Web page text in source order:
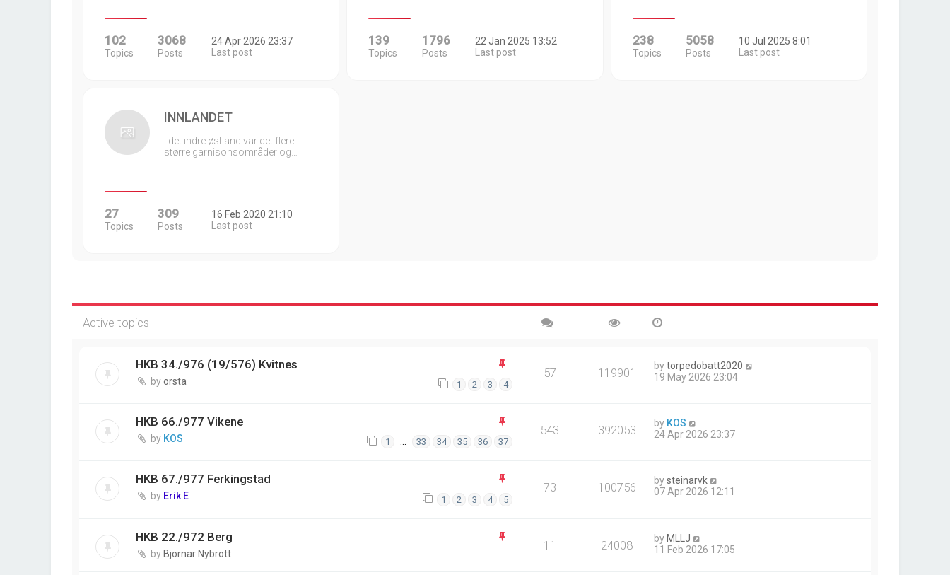
102
Topics
3068
Posts
24 Apr 2026 23:37
Last post
139
Topics
1796
Posts
22 Jan 2025 13:52
Last post
238
Topics
5058
Posts
10 Jul 2025 8:01
Last post
INNLANDET
I det indre østland var det flere
større garnisonsområder og…
27
Topics
309
Posts
16 Feb 2020 21:10
Last post
Active topics
HKB 34./976 (19/576) Kvitnes
byorsta 1 2 3 4
57 119901 bytorpedobatt2020
19 May 2026 23:04
HKB 66./977 Vikene
by KOS 1 … 33 34 35 36 37
543 392053 by KOS
24 Apr 2026 23:37
HKB 67./977 Ferkingstad
by Erik E 1 2 3 4 5
73 100756 bysteinarvk
07 Apr 2026 12:11
HKB 22./972 Berg
byBjornar Nybrott
11 24008 byMLLJ
11 Feb 2026 17:05